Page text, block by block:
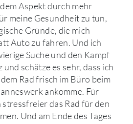
Aspekt durch mehr
meine Gesundheit zu tun,
Gründe, die mich
Auto zu fahren. Und ich
Suche und den Kampf
schätze es sehr, dass ich
Rad frisch im Büro beim
ankomme. Für
stressfreier das Rad für den
Und am Ende des Tages